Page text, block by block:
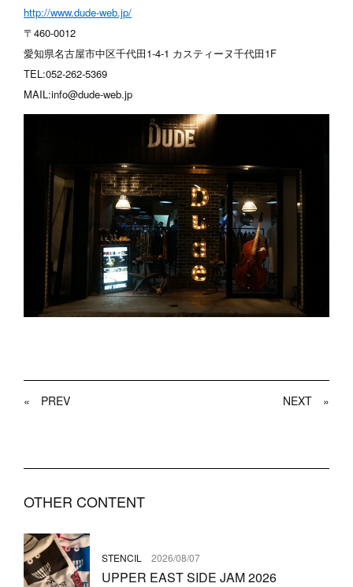
http://www.dude-web.jp/
〒460-0012
愛知県名古屋市中区千代田1-4-1 カスティーヌ千代田1F
TEL:052-262-5369
MAIL:info@dude-web.jp
« PREV NEXT »
OTHER CONTENT
STENCIL 2026/08/07
UPPER EAST SIDE JAM 2026